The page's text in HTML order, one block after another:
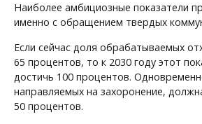
Наиболее амбициозные показатели
именно с обращением твердых
Если сейчас доля обрабатываемых
65 процентов, то к 2030 году этот
достичь 100 процентов.
направляемых на захоронение,
50 процентов.